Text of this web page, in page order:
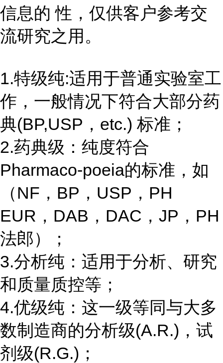
信息的 性，仅供客户参考交
流研究之用。
1.特级纯:适用于普通实验室工
作，一般情况下符合大部分药
典(BP,USP，etc.) 标准；
2.药典级：纯度符合
Pharmaco-poeia的标准，如
（NF，BP，USP，PH
EUR，DAB，DAC，JP，PH
法郎）；
3.分析纯：适用于分析、研究
和质量质控等；
4.优级纯：这一级等同与大多
数制造商的分析级(A.R.)，试
剂级(R.G.)；